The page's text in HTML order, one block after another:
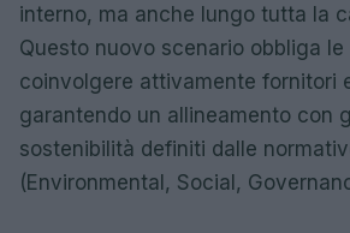
interno, ma anche lungo tutta la
Questo nuovo scenario obbliga le
coinvolgere attivamente fornitori
garantendo un allineamento con
sostenibilità definiti dalle
(Environmental, Social,